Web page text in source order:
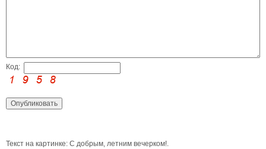
Код:
Текст на картинке: С добрым, летним вечерком!.